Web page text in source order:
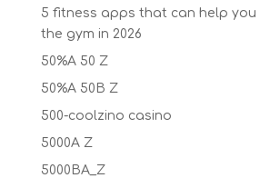
5 fitness apps that can help you
the gym in 2026
50%A 50 Z
50%A 50B Z
500-coolzino casino
5000A Z
5000BA_Z